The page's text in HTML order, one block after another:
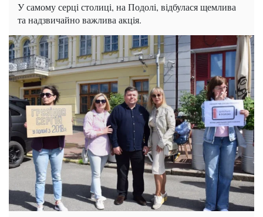
У самому серці столиці, на Подолі, відбулася щемлива
та надзвичайно важлива акція.